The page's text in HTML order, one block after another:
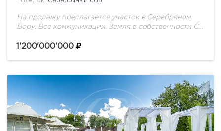
На продажу предлагается участок в Серебряном
Бору. Все коммуникации. Земля в собственности С
1'200'000'000